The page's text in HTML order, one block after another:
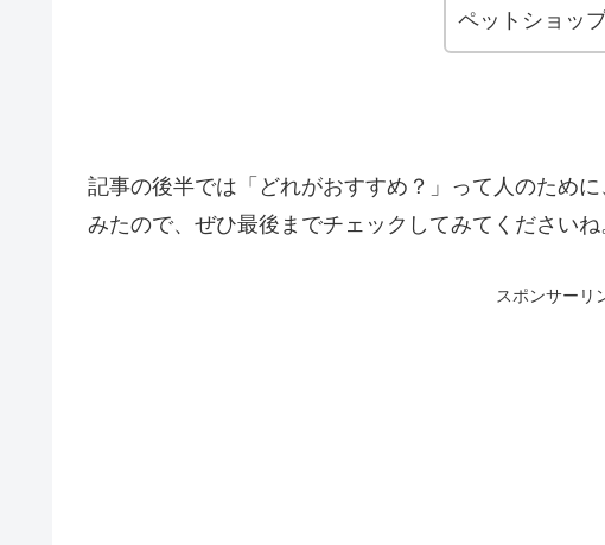
ペットショッ
記事の後半では「どれがおすすめ？」って人のため
みたので、ぜひ最後までチェックしてみてくださいね
スポンサーリ